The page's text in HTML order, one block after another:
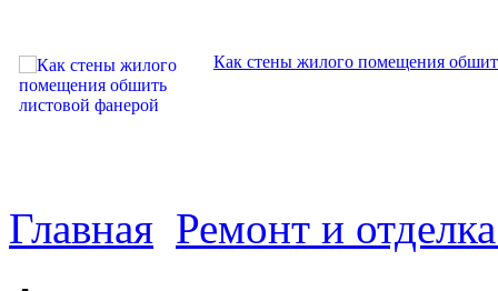
Как стены жилого помещения
Главная Ремонт и